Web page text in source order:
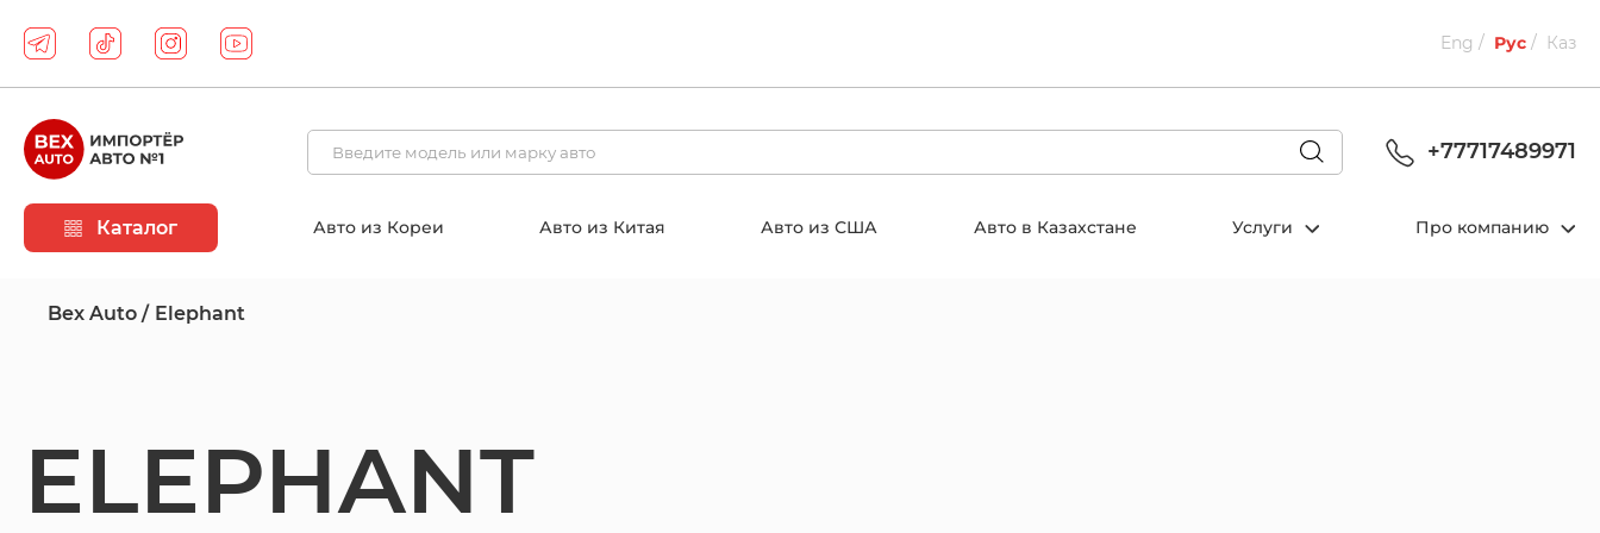
Eng Рус Каз
+77717489971
Каталог Авто из Кореи Авто из Китая Авто из США Авто в Казахстане Услуги Про компанию
Bex Auto Elephant
ELEPHANT